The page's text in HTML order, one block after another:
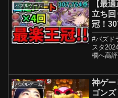
パズルゲーム
【最
立ち
冠！
ェスタ
#パズド
スタ
欄へ高
ズドラ
ろしく
パズルゲーム
神ゲー
ゴン